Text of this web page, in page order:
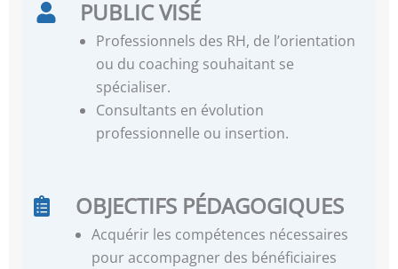
PUBLIC VISÉ
Professionnels des RH, de l’orientation
ou du coaching souhaitant se
spécialiser.
Consultants en évolution
professionnelle ou insertion.
OBJECTIFS PÉDAGOGIQUES
Acquérir les compétences nécessaires
pour accompagner des bénéficiaires